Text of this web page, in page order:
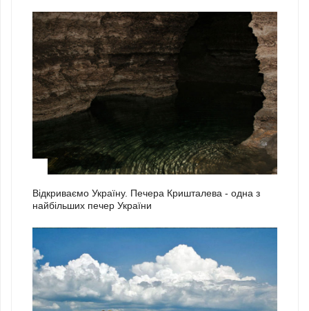
Відкриваємо Україну. Печера Кришталева - одна з
найбільших печер України